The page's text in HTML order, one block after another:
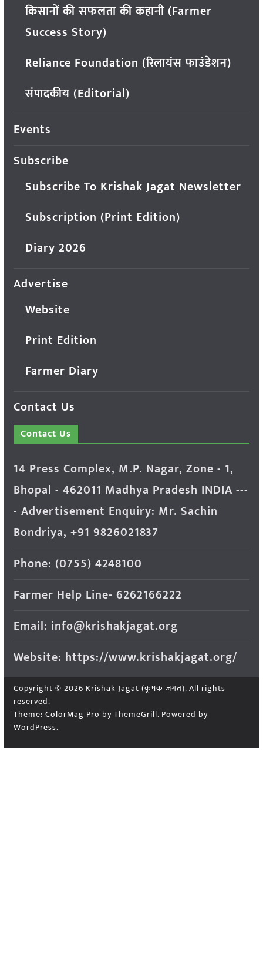
किसानों की सफलता की कहानी (Farmer
Success Story)
Reliance Foundation (रिलायंस फाउंडेशन)
संपादकीय (Editorial)
Events
Subscribe
Subscribe To Krishak Jagat Newsletter
Subscription (Print Edition)
Diary 2026
Advertise
Website
Print Edition
Farmer Diary
Contact Us
Contact Us
14 Press Complex, M.P. Nagar, Zone - 1,
Bhopal - 462011 Madhya Pradesh INDIA ---
- Advertisement Enquiry: Mr. Sachin
Bondriya, +91 9826021837
Phone: (0755) 4248100
Farmer Help Line- 6262166222
Email: info@krishakjagat.org
Website: https://www.krishakjagat.org/
Copyright © 2026 Krishak Jagat (कृषक जगत). All rights
reserved.
Theme: ColorMag Pro by ThemeGrill. Powered by
WordPress.